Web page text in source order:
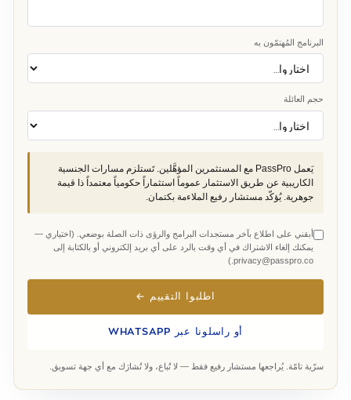
البرنامج المُهتمّون به
حجم العائلة
يَعمل PassPro مع المستثمرين المؤهَّلين. تَستلزم مسارات الجنسية
الكاريبية عن طريق الاستثمار عموماً استثماراً حكومياً معتمداً ذا قيمة
جوهرية. يُؤكّد مستشار رفيع الملاءمة بكتمان.
أبقني على اطلاع بآخر مستجدات البرامج والرؤى ذات الصلة بوضعي. (اختياري —
يمكنك إلغاء الاشتراك في أي وقت بالرد على أي بريد إلكتروني أو بالكتابة إلى
privacy@passpro.co.)
اطلبوا التقييم ←
أو راسلونا عبر WHATSAPP
سرّية تامّة. يُراجعها مستشار رفيع فقط — لا تُباع، ولا تُشارَك مع أي جهة تسويق.